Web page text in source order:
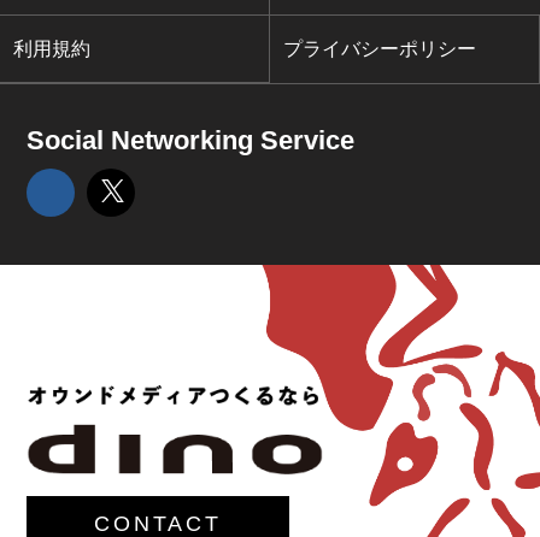
利用規約 プライバシーポリシー
Social Networking Service
CONTACT